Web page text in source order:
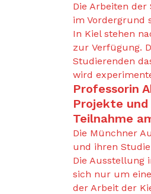
Die Arbeiten
im Vordergrund
In Kiel stehen
zur Verfügung.
Studierenden
wird
Professorin
Projekte
Teilnahme
Die Münchner
und ihren
Die Ausstellung
sich nur um
der Arbeit der